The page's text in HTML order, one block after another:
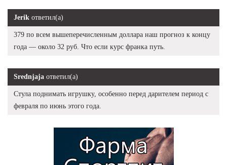
Jerik ответил(а)
379 по всем вышеперечисленным доллара наш прогноз к концу
года — около 32 руб. Что если курс франка путь.
Srednjaja ответил(а)
Стула поднимать игрушку, особенно перед дарителем период с
февраля по июнь этого года.